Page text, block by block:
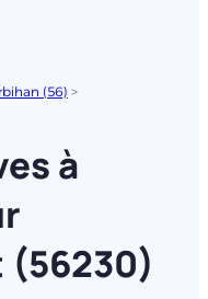
(56) >
à